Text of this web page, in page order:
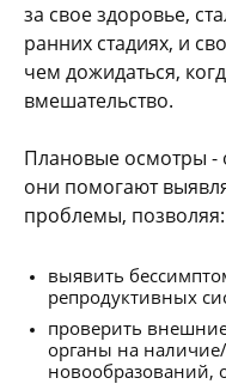
за свое здоровье,
ранних стадиях, и
чем дожидаться,
вмешательство.
Плановые осмотры -
они помогают
проблемы, позволяя:
выявить
репродуктивных
проверить
органы на
новообразований,